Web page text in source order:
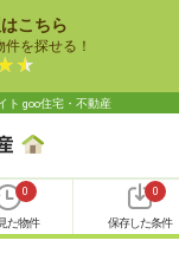
こちら
を探せる！
ト goo住宅・不動産
0
た物件
0
保存した条件